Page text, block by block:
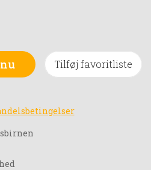
Tilføj favoritliste